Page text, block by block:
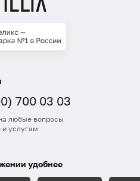
700 03 03
любые вопросы
и услугам
удобнее